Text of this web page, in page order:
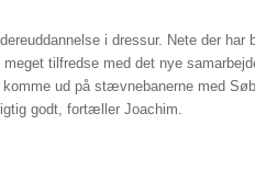
i dressur. Nete der
tilfredse med det nye
ud på stævnebanerne med
godt, fortæller Joachim.